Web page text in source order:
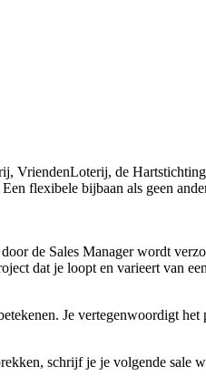
VriendenLoterij, de
flexibele bijbaan als geen
de Sales Manager wordt
dat je loopt en varieert van
Je vertegenwoordigt
schrijf je je volgende sale